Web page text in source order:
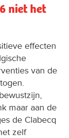
niet het
effecten
van de
maar aan de
de Clabecq
zelf